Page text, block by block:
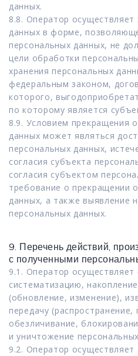
данных.
8.8. Оператор осуществляет
данных в форме,
персональных данных, не
цели обработки
хранения персональных
федеральным законом,
которого,
по которому является
8.9. Условием прекращения
данных может являться
персональных данных,
согласия субъекта
согласия субъектом
требование о прекращении
данных, а также выявление
персональных данных.
9. Перечень действий,
с полученными
9.1. Оператор осуществляет
систематизацию,
(обновление, изменение),
передачу
обезличивание,
и уничтожение
9.2. Оператор